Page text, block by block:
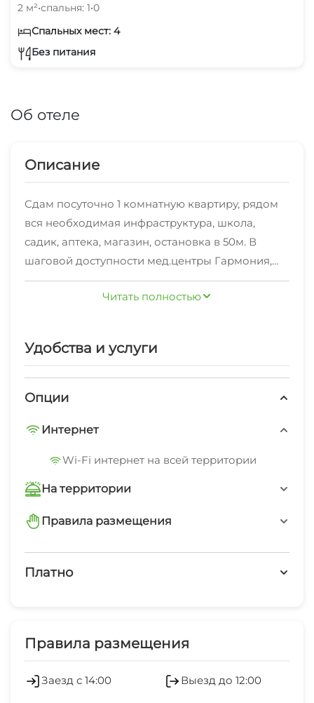
2 м²•спальня: 1•0
Спальных мест: 4
Без питания
Об отеле
Описание
Сдам посуточно 1 комнатную квартиру, рядом
вся необходимая инфраструктура, школа,
садик, аптека, магазин, остановка в 50м. В
шаговой доступности мед.центры Гармония,
Севен Плюс.МРТ Лидер. Спортивный комплекс
Портовик, Дельфин ледовая арена)Имеется вся
на автомобиле. Командировочным отчетные
Читать полностью
Удобства и услуги
Опции
Интернет
Wi-Fi интернет на всей территории
На территории
Интернет Wi-Fi
Работает круглогодично
Правила размещения
запрещено курить
Платно
Правила размещения
Заезд с 14:00 Выезд до 12:00